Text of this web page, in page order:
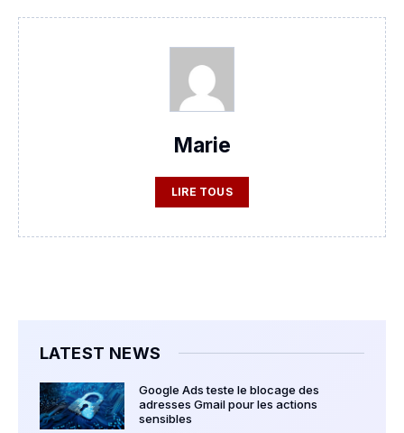
Marie
LIRE TOUS
LATEST NEWS
Google Ads teste le blocage des
adresses Gmail pour les actions
sensibles